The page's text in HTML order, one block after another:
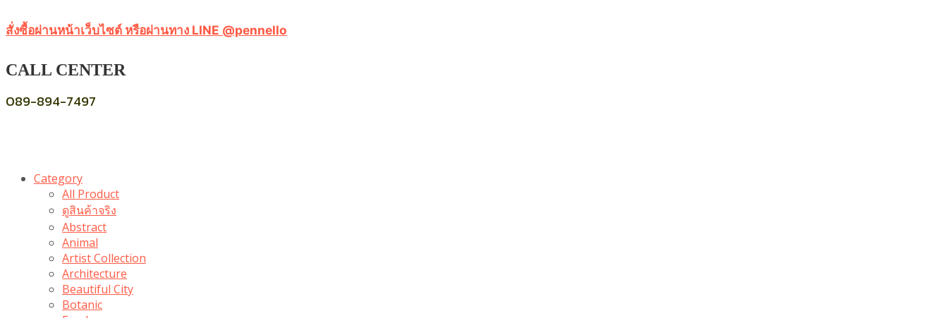
สั่งซื้อผ่านหน้าเว็บไซต์ หรือผ่านทาง LINE @pennello
CALL CENTER
089-894-7497
Category
All Product
ดูสินค้าจริง
Abstract
Animal
Artist Collection
Architecture
Beautiful City
Botanic